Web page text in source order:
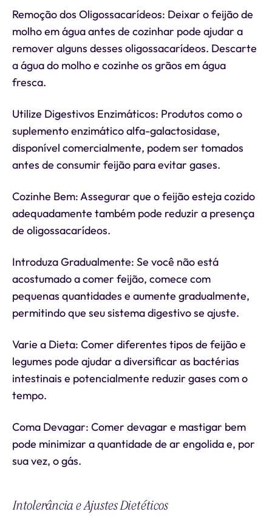
Remoção dos Oligossacarídeos: Deixar o feijão de
molho em água antes de cozinhar pode ajudar a
remover alguns desses oligossacarídeos. Descarte
a água do molho e cozinhe os grãos em água
fresca.
Utilize Digestivos Enzimáticos: Produtos como o
suplemento enzimático alfa-galactosidase,
disponível comercialmente, podem ser tomados
antes de consumir feijão para evitar gases.
Cozinhe Bem: Assegurar que o feijão esteja cozido
adequadamente também pode reduzir a presença
de oligossacarídeos.
Introduza Gradualmente: Se você não está
acostumado a comer feijão, comece com
pequenas quantidades e aumente gradualmente,
permitindo que seu sistema digestivo se ajuste.
Varie a Dieta: Comer diferentes tipos de feijão e
legumes pode ajudar a diversificar as bactérias
intestinais e potencialmente reduzir gases com o
tempo.
Coma Devagar: Comer devagar e mastigar bem
pode minimizar a quantidade de ar engolida e, por
sua vez, o gás.
Intolerância e Ajustes Dietéticos